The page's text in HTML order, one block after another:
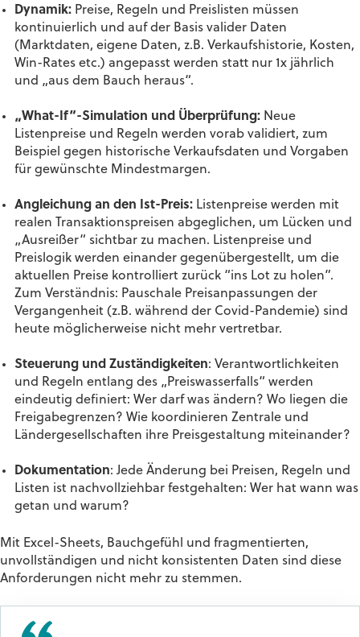
Dynamik:Preise, Regeln und Preislisten müssen
kontinuierlich und auf der Basis valider Daten
(Marktdaten, eigene Daten, z.B. Verkaufshistorie, Kosten,
Win-Rates etc.) angepasst werden statt nur 1x jährlich
und „aus dem Bauch heraus“.
„What-If“-Simulation und Überprüfung:Neue
Listenpreise und Regeln werden vorab validiert, zum
Beispiel gegen historische Verkaufsdaten und Vorgaben
für gewünschte Mindestmargen.
Angleichung an den Ist-Preis:Listenpreise werden mit
realen Transaktionspreisen abgeglichen, um Lücken und
„Ausreißer“ sichtbar zu machen. Listenpreise und
Preislogik werden einander gegenübergestellt, um die
aktuellen Preise kontrolliert zurück “ins Lot zu holen”.
Zum Verständnis: Pauschale Preisanpassungen der
Vergangenheit (z.B. während der Covid-Pandemie) sind
heute möglicherweise nicht mehr vertretbar.
Steuerung und Zuständigkeiten: Verantwortlichkeiten
und Regeln entlang des „Preiswasserfalls“ werden
eindeutig definiert: Wer darf was ändern? Wo liegen die
Freigabegrenzen? Wie koordinieren Zentrale und
Ländergesellschaften ihre Preisgestaltung miteinander?
Dokumentation: Jede Änderung bei Preisen, Regeln und
Listen ist nachvollziehbar festgehalten: Wer hat wann was
getan und warum?
Mit Excel-Sheets, Bauchgefühl und fragmentierten,
unvollständigen und nicht konsistenten Daten sind diese
Anforderungen nicht mehr zu stemmen.